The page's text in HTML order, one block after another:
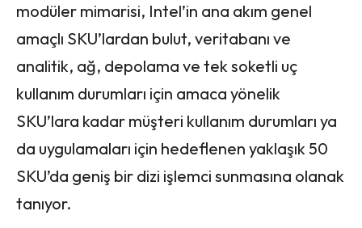
modüler mimarisi, Intel’in ana akım genel
amaçlı SKU’lardan bulut, veritabanı ve
analitik, ağ, depolama ve tek soketli uç
kullanım durumları için amaca yönelik
SKU’lara kadar müşteri kullanım durumları ya
da uygulamaları için hedeflenen yaklaşık 50
SKU’da geniş bir dizi işlemci sunmasına olanak
tanıyor.